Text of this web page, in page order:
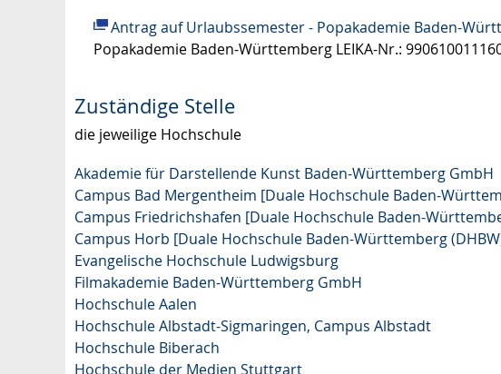
Antrag auf Urlaubssemester - Popakademie Baden-
Popakademie Baden-Württemberg LEIKA-Nr.:
Zuständige Stelle
die jeweilige Hochschule
Akademie für Darstellende Kunst Baden-Württemberg GmbH
Campus Bad Mergentheim [Duale Hochschule Baden-
Campus Friedrichshafen [Duale Hochschule Baden-
Campus Horb [Duale Hochschule Baden-Württemberg
Evangelische Hochschule Ludwigsburg
Filmakademie Baden-Württemberg GmbH
Hochschule Aalen
Hochschule Albstadt-Sigmaringen, Campus Albstadt
Hochschule Biberach
Hochschule der Medien Stuttgart